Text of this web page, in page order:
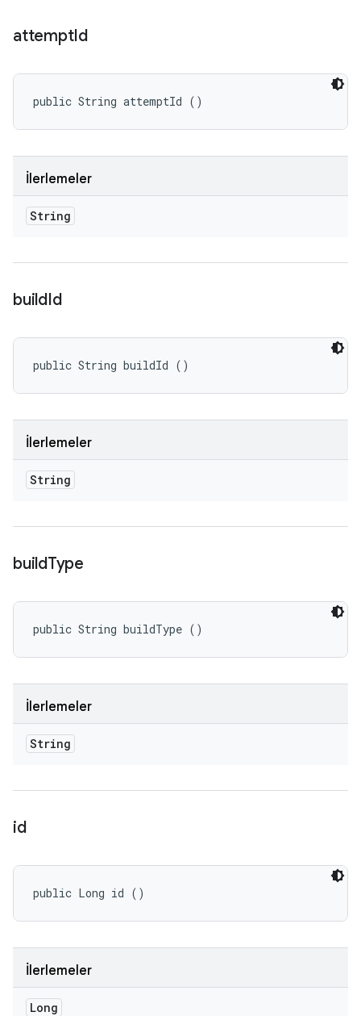
attemptId
public String attemptId ()
İlerlemeler
String
buildId
public String buildId ()
İlerlemeler
String
buildType
public String buildType ()
İlerlemeler
String
id
public Long id ()
İlerlemeler
Long